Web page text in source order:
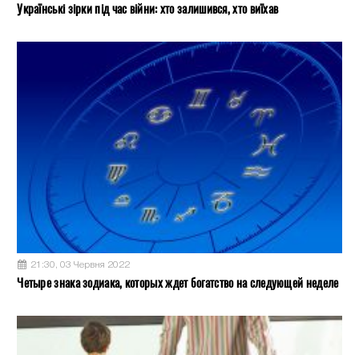
Українські зірки під час війни: хто залишився, хто виїхав
21:30, 03 Червня 2022
Четыре знака зодиака, которых ждет богатство на следующей неделе